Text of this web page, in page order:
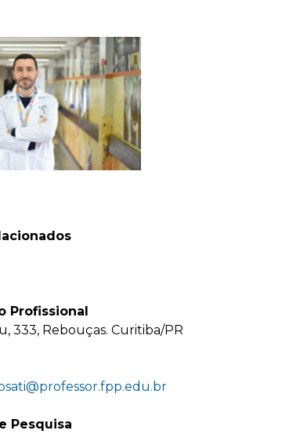
Profissional
333, Rebouças. Curitiba/PR
Pesquisa